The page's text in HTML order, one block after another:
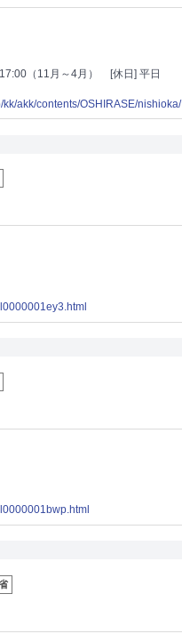
（11月～4月）
[休日] 平日
akk/contents/OSHIRASE/nishioka/